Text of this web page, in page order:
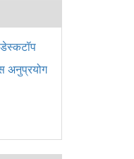
डेस्कटॉप
अनुप्रयोग